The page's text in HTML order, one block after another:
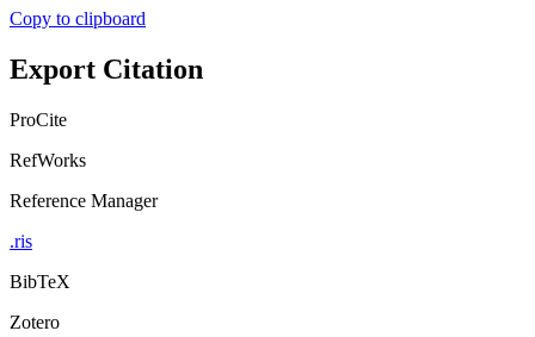
Copy to clipboard
Export Citation
ProCite
RefWorks
Reference Manager
.ris
BibTeX
Zotero